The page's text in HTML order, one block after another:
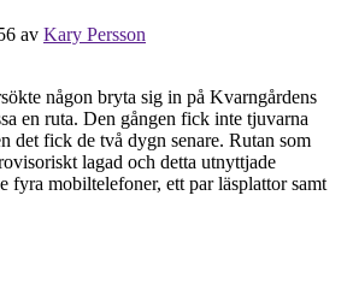
av Kary Persson
någon bryta sig in på Kvarngårdens
en ruta. Den gången fick inte tjuvarna
det fick de två dygn senare. Rutan som
lagad och detta utnyttjade
fyra mobiltelefoner, ett par läsplattor samt